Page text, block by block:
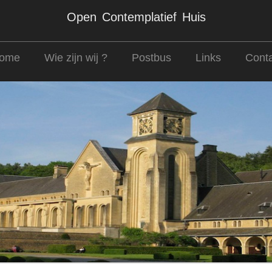
Open Contemplatief Huis
Wie zijn wij ? Postbus Links